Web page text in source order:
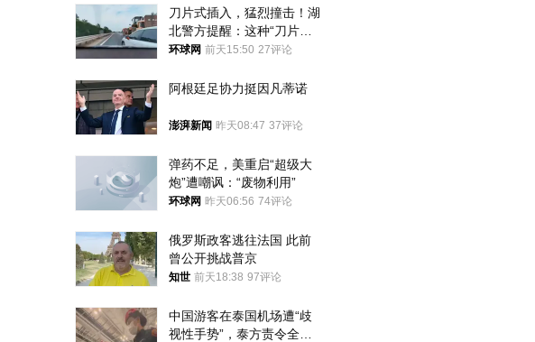
刀片式插入，猛烈撞击！湖
北警方提醒：这种“刀片超
车”，太危险了
环球网 前天15:50 27评论
阿根廷足协力挺因凡蒂诺
澎湃新闻 昨天08:47 37评论
弹药不足，美重启“超级大
炮”遭嘲讽：“废物利用”
环球网 昨天06:56 74评论
俄罗斯政客逃往法国 此前
曾公开挑战普京
知世 前天18:38 97评论
中国游客在泰国机场遭“歧
视性手势”，泰方责令全面